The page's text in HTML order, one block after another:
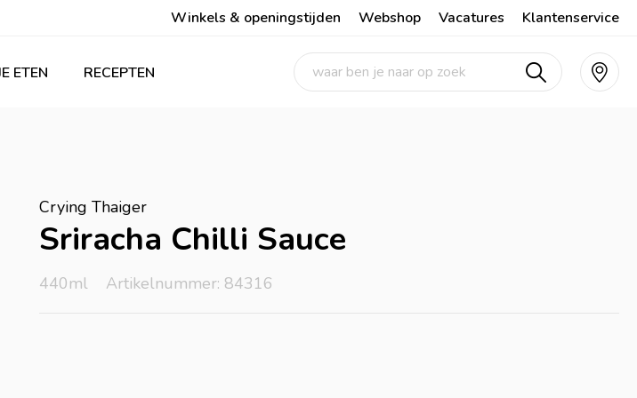
Winkels & openingstijden Webshop Vacatures Klantenservice
ETEN RECEPTEN
Crying Thaiger
Sriracha Chilli Sauce
440ml Artikelnummer: 84316